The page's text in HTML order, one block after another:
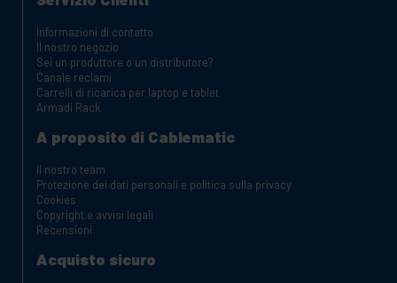
Informazioni di contatto
Il nostro negozio
Sei un produttore o un distributore?
Canale reclami
Carrelli di ricarica per laptop e tablet
Armadi Rack
A proposito di Cablematic
Il nostro team
Protezione dei dati personali e politica sulla privacy
Cookies
Copyright e avvisi legali
Recensioni
Acquisto sicuro